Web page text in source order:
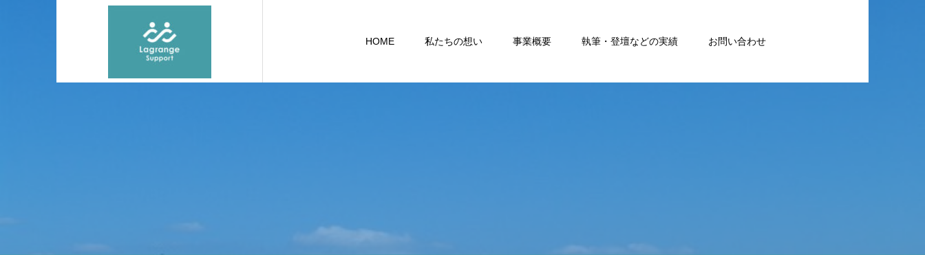
HOME 私たちの想い 事業概要 執筆・登壇などの実績 お問い合わせ